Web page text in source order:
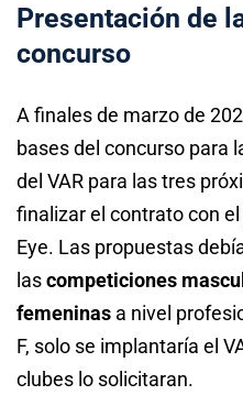
Presentación de
concurso
A finales de marzo de
bases del concurso para
del VAR para las tres
finalizar el contrato con
Eye. Las propuestas
lascompeticiones
femeninas a nivel
F, solo se implantaría el
clubes lo solicitaran.